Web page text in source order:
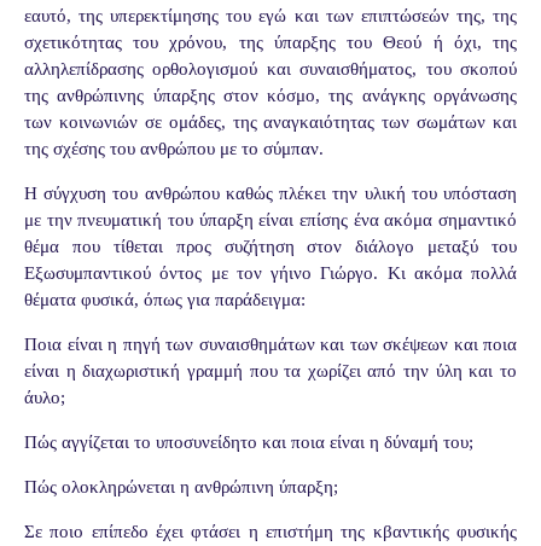
εαυτό, της υπερεκτίμησης του εγώ και των επιπτώσεών της, της
σχετικότητας του χρόνου, της ύπαρξης του Θεού ή όχι, της
αλληλεπίδρασης ορθολογισμού και συναισθήματος, του σκοπού
της ανθρώπινης ύπαρξης στον κόσμο, της ανάγκης οργάνωσης
των κοινωνιών σε ομάδες, της αναγκαιότητας των σωμάτων και
της σχέσης του ανθρώπου με το σύμπαν.
Η σύγχυση του ανθρώπου καθώς πλέκει την υλική του υπόσταση
με την πνευματική του ύπαρξη είναι επίσης ένα ακόμα σημαντικό
θέμα που τίθεται προς συζήτηση στον διάλογο μεταξύ του
Εξωσυμπαντικού όντος με τον γήινο Γιώργο. Κι ακόμα πολλά
θέματα φυσικά, όπως για παράδειγμα:
Ποια είναι η πηγή των συναισθημάτων και των σκέψεων και ποια
είναι η διαχωριστική γραμμή που τα χωρίζει από την ύλη και το
άυλο;
Πώς αγγίζεται το υποσυνείδητο και ποια είναι η δύναμή του;
Πώς ολοκληρώνεται η ανθρώπινη ύπαρξη;
Σε ποιο επίπεδο έχει φτάσει η επιστήμη της κβαντικής φυσικής